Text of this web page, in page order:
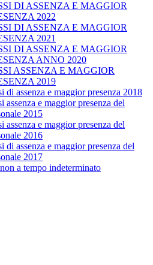
DI ASSENZA E MAGGIOR
2022
DI ASSENZA E MAGGIOR
2021
DI ASSENZA E MAGGIOR
ANNO 2020
ASSENZA E MAGGIOR
2019
di assenza e maggior presenza 2018
assenza e maggior presenza del
2015
assenza e maggior presenza del
2016
di assenza e maggior presenza del
2017
a tempo indeterminato